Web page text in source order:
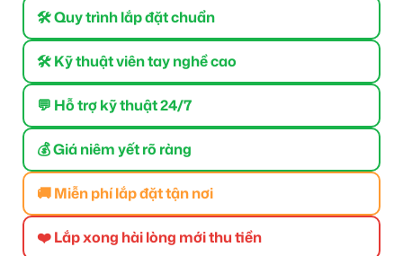
🛠 Quy trình lắp đặt chuẩn
🛠 Kỹ thuật viên tay nghề cao
💬 Hỗ trợ kỹ thuật 24/7
💰 Giá niêm yết rõ ràng
🚚 Miễn phí lắp đặt tận nơi
❤️ Lắp xong hài lòng mới thu tiền